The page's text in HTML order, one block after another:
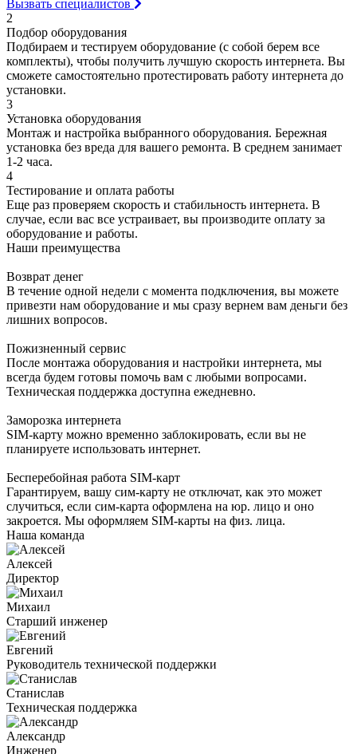
Вызвать специалистов
2
Подбор оборудования
Подбираем и тестируем оборудование (с собой берем все
комплекты), чтобы получить лучшую скорость интернета. Вы
сможете самостоятельно протестировать работу интернета до
установки.
3
Установка оборудования
Монтаж и настройка выбранного оборудования. Бережная
установка без вреда для вашего ремонта. В среднем занимает
1-2 часа.
4
Тестирование и оплата работы
Еще раз проверяем скорость и стабильность интернета. В
случае, если вас все устраивает, вы производите оплату за
оборудование и работы.
Наши преимущества
Возврат денег
В течение одной недели с момента подключения, вы можете
привезти нам оборудование и мы сразу вернем вам деньги без
лишних вопросов.
Пожизненный сервис
После монтажа оборудования и настройки интернета, мы
всегда будем готовы помочь вам с любыми вопросами.
Техническая поддержка доступна ежедневно.
Заморозка интернета
SIM-карту можно временно заблокировать, если вы не
планируете использовать интернет.
Бесперебойная работа SIM-карт
Гарантируем, вашу сим-карту не отключат, как это может
случиться, если сим-карта оформлена на юр. лицо и оно
закроется. Мы оформляем SIM-карты на физ. лица.
Наша команда
Алексей
Директор
Михаил
Старший инженер
Евгений
Руководитель технической поддержки
Станислав
Техническая поддержка
Александр
Инженер